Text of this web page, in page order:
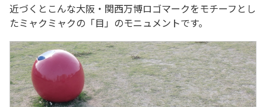
近づくとこんな大阪・関西万博ロゴマークをモチーフとし
たミャクミャクの「目」のモニュメントです。